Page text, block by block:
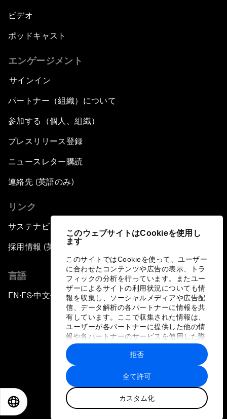
このウェブサイトはCookieを使用し
ます
このサイトではCookieを使って、ユーザー
に合わせたコンテンツや広告の表示、トラ
フィックの分析を行っています。またユー
ザーによるサイトの利用状況についても情
報を収集し、ソーシャルメディアや広告配
信、データ解析の各パートナーに情報を共
有しています。ここで収集された情報は、
ユーザーが各パートナーに提供した他の情
報や各パートナーのサービスを使用した際
に収集された情報と組み合わされ、各パー
トナーによって使用されることがありま
す。
全て許可
カスタム化
拒否
ビデオ
ポッドキャスト
エンゲージメント
サインイン
パートナー（組織）について
参加する（個人、組織）
プレスリリース登録
ニュースレター購読
連絡先 (英語のみ)
リンク
サステナビリティへの取り組み
採用情報 (英語のみ)
言語
EN ▪ES▪中文▪ 日本語
プライバシーポリシーと利用規約
サイトマップ
©
世界経済フォーラム